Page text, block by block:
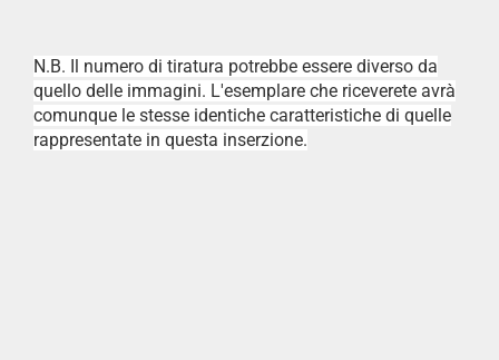
N.B. Il numero di tiratura potrebbe essere diverso da
quello delle immagini. L'esemplare che riceverete avrà
comunque le stesse identiche caratteristiche di quelle
rappresentate in questa inserzione.